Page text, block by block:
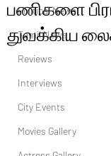
Political News
Tamil News
Reviews
Interviews
City Events
Movies Gallery
பணிகளை
துவக்கிய